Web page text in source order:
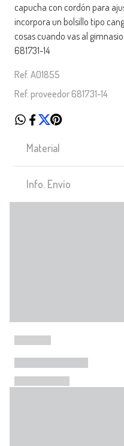
capucha con cordón para
incorpora un bolsillo tipo
cosas cuando vas al
681731-14
Ref. A01855
Ref. proveedor 681731-14
Material
Info. Envío